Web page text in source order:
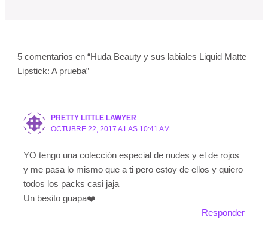
5 comentarios en “Huda Beauty y sus labiales Liquid Matte
Lipstick: A prueba”
PRETTY LITTLE LAWYER
OCTUBRE 22, 2017 A LAS 10:41 AM
YO tengo una colección especial de nudes y el de rojos
y me pasa lo mismo que a ti pero estoy de ellos y quiero
todos los packs casi jaja
Un besito guapa❤️
Responder